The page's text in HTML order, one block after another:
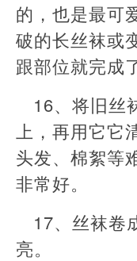
的，也是最可
破的长丝袜或
跟部位就完成
16、将旧丝
上，再用它它
头发、棉絮等
非常好。
17、丝袜卷
亮。